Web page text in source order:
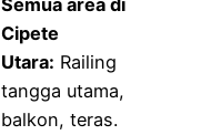
Cipete
Utara: Railing
tangga utama,
balkon, teras.